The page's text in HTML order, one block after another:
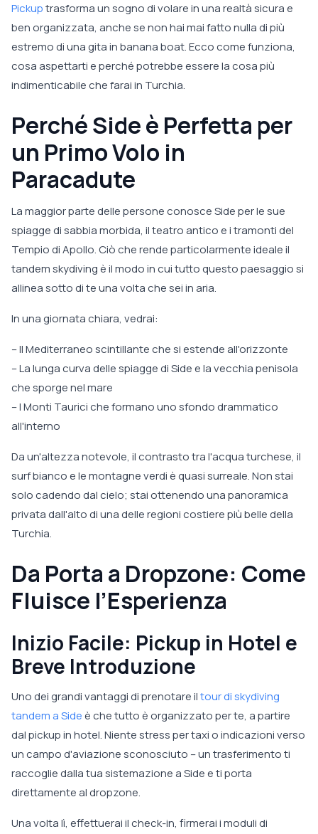
Pickuptrasforma un sogno di volare in una realtà sicura e
ben organizzata, anche se non hai mai fatto nulla di più
estremo di una gita in banana boat. Ecco come funziona,
cosa aspettarti e perché potrebbe essere la cosa più
indimenticabile che farai in Turchia.
Perché Side è Perfetta per
un Primo Volo in
Paracadute
La maggior parte delle persone conosce Side per le sue
spiagge di sabbia morbida, il teatro antico e i tramonti del
Tempio di Apollo. Ciò che rende particolarmente ideale il
tandem skydiving è il modo in cui tutto questo paesaggio si
allinea sotto di te una volta che sei in aria.
In una giornata chiara, vedrai:
– Il Mediterraneo scintillante che si estende all'orizzonte
– La lunga curva delle spiagge di Side e la vecchia penisola
che sporge nel mare
– I Monti Taurici che formano uno sfondo drammatico
all'interno
Da un'altezza notevole, il contrasto tra l'acqua turchese, il
surf bianco e le montagne verdi è quasi surreale. Non stai
solo cadendo dal cielo; stai ottenendo una panoramica
privata dall'alto di una delle regioni costiere più belle della
Turchia.
Da Porta a Dropzone: Come
Fluisce l’Esperienza
Inizio Facile: Pickup in Hotel e
Breve Introduzione
Uno dei grandi vantaggi di prenotare iltour di skydiving
tandem a Sideè che tutto è organizzato per te, a partire
dal pickup in hotel. Niente stress per taxi o indicazioni verso
un campo d'aviazione sconosciuto – un trasferimento ti
raccoglie dalla tua sistemazione a Side e ti porta
direttamente al dropzone.
Una volta lì, effettuerai il check-in, firmerai i moduli di